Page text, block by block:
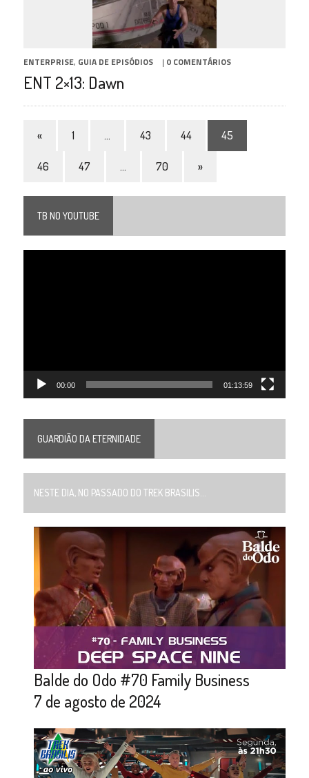
ENTERPRISE, GUIA DE EPISÓDIOS | 0 COMENTÁRIOS
ENT 2×13: Dawn
« 1 … 43 44 45
46 47 … 70 »
TB NO YOUTUBE
00:00 01:13:59
GUARDIÃO DA ETERNIDADE
NESTE DIA, NO PASSADO DO TREK BRASILIS...
Balde do Odo #70 Family Business
7 de agosto de 2024